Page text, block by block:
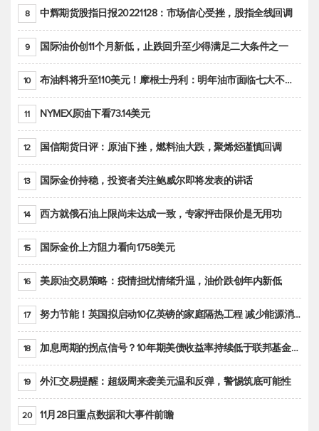
8 中辉期货股指日报20221128：市场信心受挫，股指全线回调
9 国际油价创11个月新低，止跌回升至少得满足二大条件之一
10 布油料将升至110美元！摩根士丹利：明年油市面临七大不确定性
11 NYMEX原油下看73.14美元
12 国信期货日评：原油下挫，燃料油大跌，聚烯烃谨慎回调
13 国际金价持稳，投资者关注鲍威尔即将发表的讲话
14 西方就俄石油上限尚未达成一致，专家抨击限价是无用功
15 国际金价上方阻力看向1758美元
16 美原油交易策略：疫情担忧情绪升温，油价跌创年内新低
17 努力节能！英国拟启动10亿英镑的家庭隔热工程 减少能源消耗
18 加息周期的拐点信号？10年期美债收益率持续低于联邦基金利率目标区间
19 外汇交易提醒：超级周来袭美元温和反弹，警惕筑底可能性
20 11月28日重点数据和大事件前瞻